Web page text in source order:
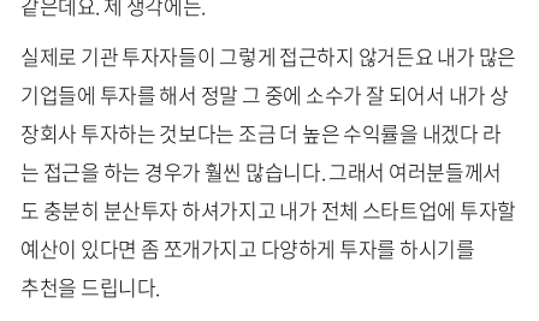
실제로 기관 투자자들이 그렇게 접근하지 않거든요 내가 많은
기업들에 투자를 해서 정말 그 중에 소수가 잘 되어서 내가 상
장회사 투자하는 것보다는 조금 더 높은 수익률을 내겠다 라
는 접근을 하는 경우가 훨씬 많습니다. 그래서 여러분들께서
도 충분히 분산투자 하셔가지고 내가 전체 스타트업에 투자할
예산이 있다면 좀 쪼개가지고 다양하게 투자를 하시기를
추천을 드립니다.